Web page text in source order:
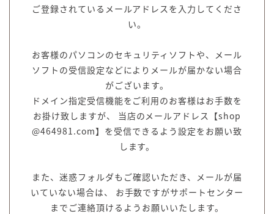
ご登録されているメールアドレスを入力してくださ
い。
お客様のパソコンのセキュリティソフトや、メール
ソフトの受信設定などによりメールが届かない場合
がございます。
ドメイン指定受信機能をご利用のお客様はお手数を
お掛け致しますが、 当店のメールアドレス【shop
@464981.com】を受信できるよう設定をお願い致
します。
また、迷惑フォルダもご確認いただき、メールが届
いていない場合は、 お手数ですがサポートセンター
までご連絡頂けるようお願いいたします。